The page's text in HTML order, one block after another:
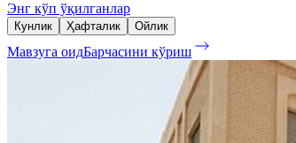
Энг кўп ўқилганлар
Кунлик Ҳафталик Ойлик
Мавзуга оидБарчасини кўриш